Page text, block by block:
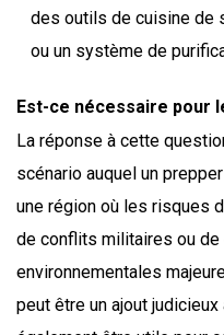
des outils de cuisine de
ou un système de
Est-ce nécessaire pour
La réponse à cette
scénario auquel un
une région où les risques
de conflits militaires ou de
environnementales
peut être un ajout